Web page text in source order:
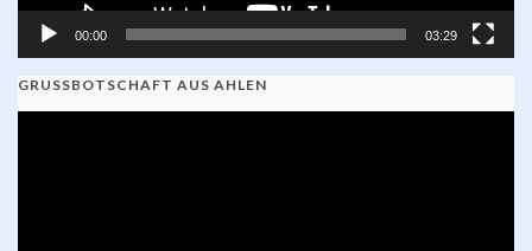
00:00 03:29
GRUSSBOTSCHAFT AUS AHLEN